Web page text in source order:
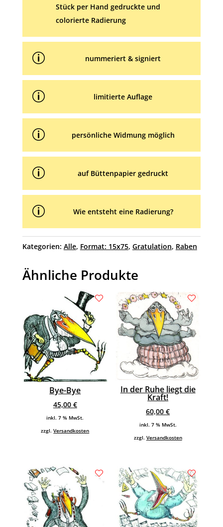
Stück per Hand gedruckte und
colorierte Radierung
p nummeriert & signiert
p limitierte Auflage
p persönliche Widmung möglich
p auf Büttenpapier gedruckt
p Wie entsteht eine Radierung?
Kategorien: Alle, Format: 15x75, Gratulation, Raben
Ähnliche Produkte
Bye-Bye
45,00 €
inkl. 7 % MwSt.
zzgl.Versandkosten
In der Ruhe liegt die
Kraft!
60,00€
inkl. 7 % MwSt.
zzgl. Versandkosten